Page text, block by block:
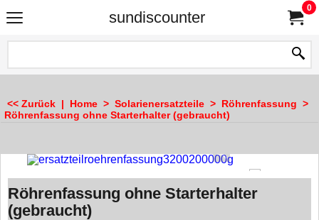
sundiscounter
0
<< Zurück | Home > Solarienersatzteile > Röhrenfassung >
Röhrenfassung ohne Starterhalter (gebraucht)
Röhrenfassung ohne Starterhalter
(gebraucht)